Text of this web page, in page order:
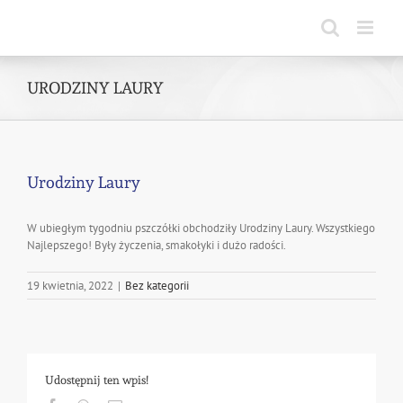
URODZINY LAURY
Urodziny Laury
W ubiegłym tygodniu pszczółki obchodziły Urodziny Laury. Wszystkiego
Najlepszego! Były życzenia, smakołyki i dużo radości.
19 kwietnia, 2022 | Bez kategorii
Udostępnij ten wpis!